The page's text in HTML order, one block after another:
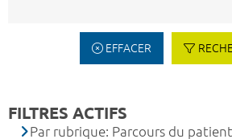
EFFACER
FILTRES ACTIFS
Par rubrique: Parcours du patient